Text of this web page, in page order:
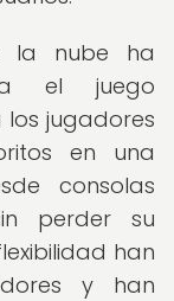
la nube ha
el juego
jugadores
en una
consolas
perder su
han
y han